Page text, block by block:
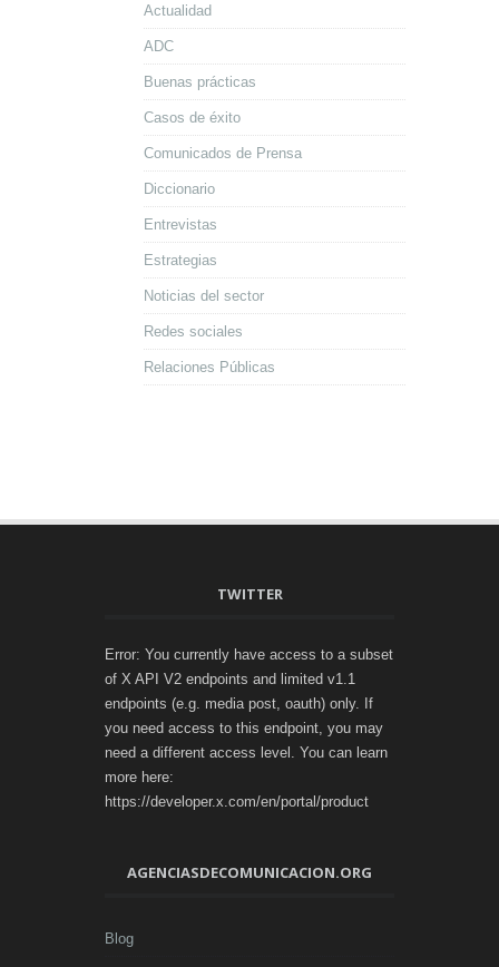
Actualidad
ADC
Buenas prácticas
Casos de éxito
Comunicados de Prensa
Diccionario
Entrevistas
Estrategias
Noticias del sector
Redes sociales
Relaciones Públicas
TWITTER
Error: You currently have access to a subset
of X API V2 endpoints and limited v1.1
endpoints (e.g. media post, oauth) only. If
you need access to this endpoint, you may
need a different access level. You can learn
more here:
https://developer.x.com/en/portal/product
AGENCIASDECOMUNICACION.ORG
Blog